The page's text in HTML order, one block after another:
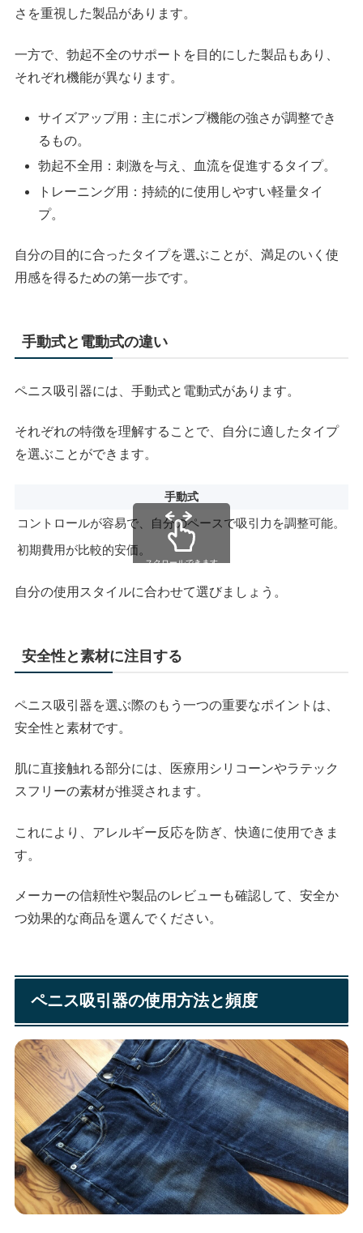
さを重視した製品があります。
一方で、勃起不全のサポートを目的にした製品もあり、
それぞれ機能が異なります。
サイズアップ用：主にポンプ機能の強さが調整でき
るもの。
勃起不全用：刺激を与え、血流を促進するタイプ。
トレーニング用：持続的に使用しやすい軽量タイ
プ。
自分の目的に合ったタイプを選ぶことが、満足のいく使
用感を得るための第一歩です。
手動式と電動式の違い
ペニス吸引器には、手動式と電動式があります。
それぞれの特徴を理解することで、自分に適したタイプ
を選ぶことができます。
手動式
コントロールが容易で、自分のペースで吸引力を調整可能。
初期費用が比較的安価。
スクロールできます
自分の使用スタイルに合わせて選びましょう。
安全性と素材に注目する
ペニス吸引器を選ぶ際のもう一つの重要なポイントは、
安全性と素材です。
肌に直接触れる部分には、医療用シリコーンやラテック
スフリーの素材が推奨されます。
これにより、アレルギー反応を防ぎ、快適に使用できま
す。
メーカーの信頼性や製品のレビューも確認して、安全か
つ効果的な商品を選んでください。
ペニス吸引器の使用方法と頻度